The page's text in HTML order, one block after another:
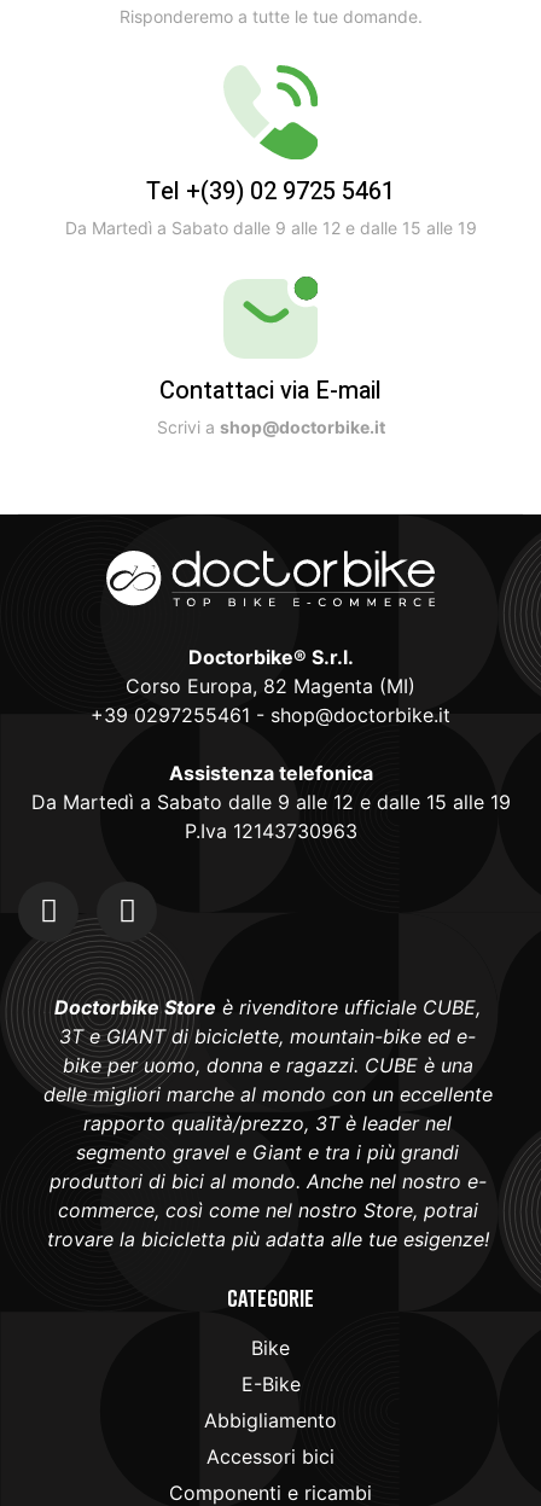
Risponderemo a tutte le tue domande.
Tel +(39) 02 9725 5461
Da Martedì a Sabato dalle 9 alle 12 e dalle 15 alle 19
Contattaci via E-mail
Scrivi a shop@doctorbike.it
Doctorbike® S.r.l.
Corso Europa, 82 Magenta (MI)
+39 0297255461 - shop@doctorbike.it
Assistenza telefonica
Da Martedì a Sabato dalle 9 alle 12 e dalle 15 alle 19
P.Iva 12143730963
Doctorbike Store è rivenditore ufficiale CUBE,
3T e GIANT di biciclette, mountain-bike ed e-
bike per uomo, donna e ragazzi. CUBE è una
delle migliori marche al mondo con un eccellente
rapporto qualità/prezzo, 3T è leader nel
segmento gravel e Giant e tra i più grandi
produttori di bici al mondo. Anche nel nostro e-
commerce, così come nel nostro Store, potrai
trovare la bicicletta più adatta alle tue esigenze!
Categorie
Bike
E-Bike
Abbigliamento
Accessori bici
Componenti e ricambi